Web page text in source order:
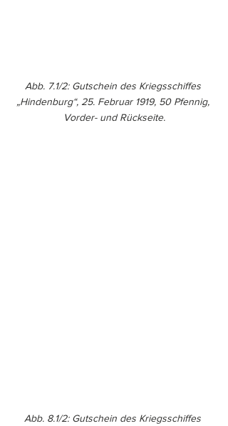
Abb. 7.1/2: Gutschein des Kriegsschiffes
„Hindenburg“, 25. Februar 1919, 50 Pfennig,
Vorder- und Rückseite.
Abb. 8.1/2: Gutschein des Kriegsschiffes